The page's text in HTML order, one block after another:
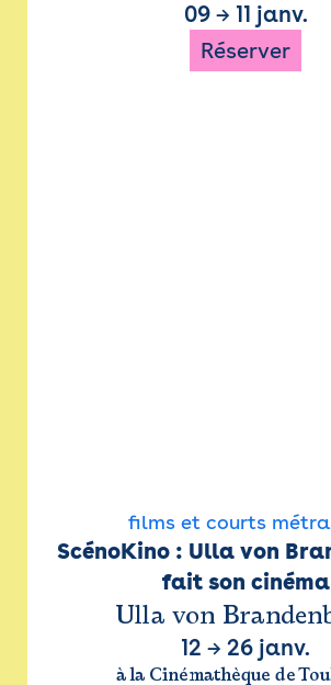
09→ 11 janv.
Réserver
films et courts
ScénoKino : Ulla von
fait son cinéma
Ulla von
12 → 26 janv.
à la Cinémathèque de